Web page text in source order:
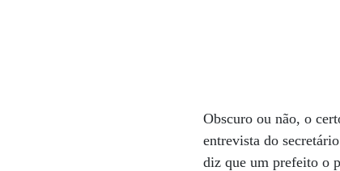
Obscuro ou não, o
entrevista do
diz que um prefeito o